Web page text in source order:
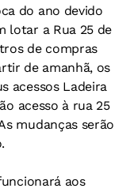
do ano devido
lotar a Rua 25 de
de compras
de amanhã, os
acessos Ladeira
acesso à rua 25
mudanças serão
aos